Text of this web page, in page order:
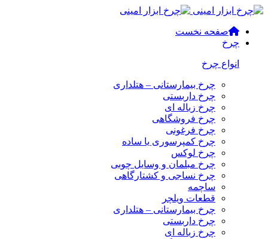
صفحه نخست
چرخ
انواع چرخ
چرخ بیمارستانی – هتلداری
چرخ داربستی
چرخ زباله ای
چرخ فروشگاهی
چرخ فرغونی
چرخ کمپرسوری یا ساده
چرخ لوکس
چرخ مبلمان و وسایل چوبی
چرخ نساجی و کشتارگاهی
ساچمه
قطعات ویلچر
چرخ بیمارستانی – هتلداری
چرخ داربستی
چرخ زباله ای